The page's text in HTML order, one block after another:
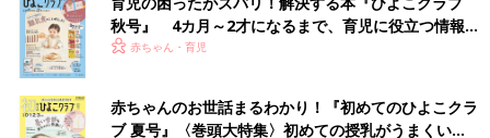
すので、参考にしてみてください」（3coins_junkoさん）
3coins_junkoさんイチオシ子育て家庭にオススメアイテム
◾️洗濯石鹸ケース
秋号』 4カ月～2才になるまで、育児に役立つ情報が
いっぱい！
赤ちゃん・育児
赤ちゃんのお世話まるわかり！『初めてのひよこクラ
ブ 夏号』〈巻頭大特集〉初めての授乳がうまくい